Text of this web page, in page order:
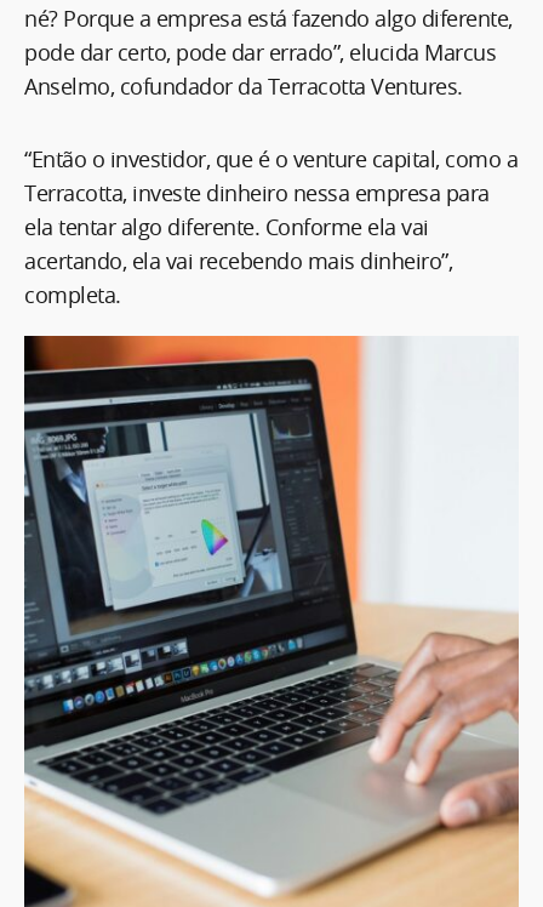
né? Porque a empresa está fazendo algo diferente,
pode dar certo, pode dar errado”, elucida Marcus
Anselmo, cofundador da Terracotta Ventures.
“Então o investidor, que é o venture capital, como a
Terracotta, investe dinheiro nessa empresa para
ela tentar algo diferente. Conforme ela vai
acertando, ela vai recebendo mais dinheiro”,
completa.